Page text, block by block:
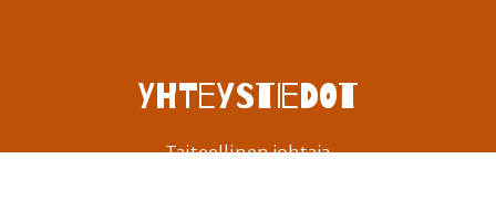
Yhteystiedot
Taiteellinen johtaja